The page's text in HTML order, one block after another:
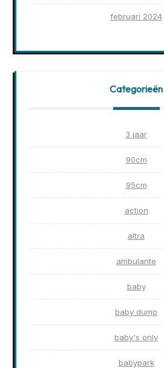
februari 2024
Categorieën
3 jaar
90cm
95cm
action
altra
ambulante
baby
baby dump
baby's only
babypark